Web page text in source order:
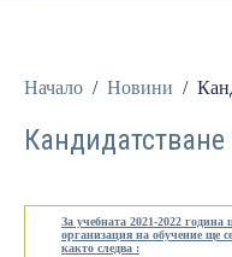
Начало / Новини /
За учебната 2021-2022 година
организация на обучение ще
както следва :